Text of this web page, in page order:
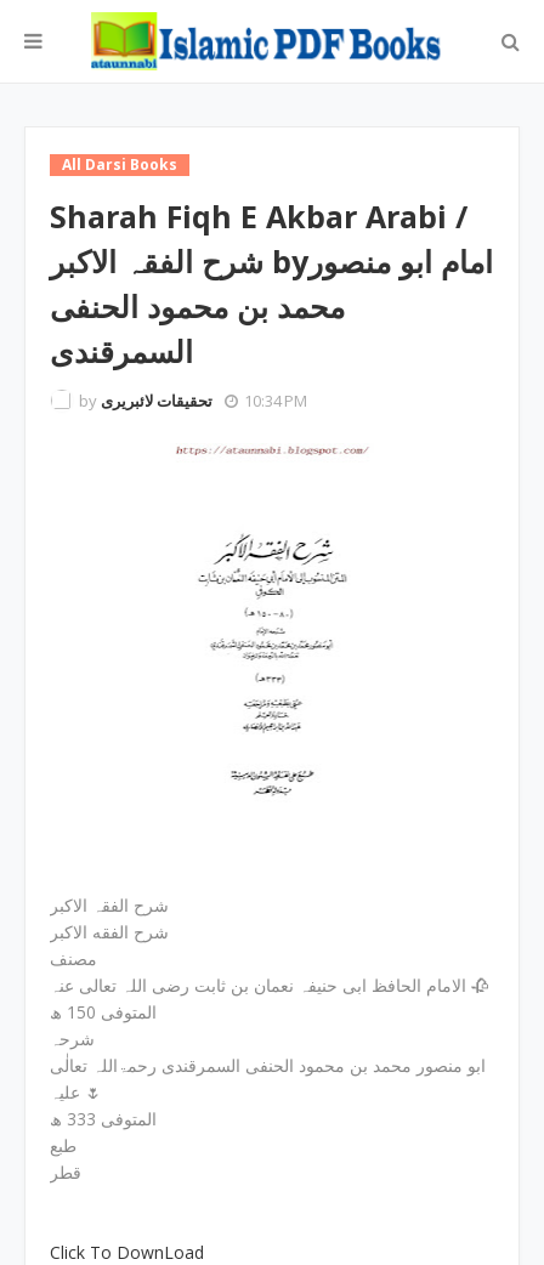
All Darsi Books
Sharah Fiqh E Akbar Arabi /
شرح الفقہ الاکبر byامام ابو منصور
محمد بن محمود الحنفی
السمرقندی
by تحقیقات لائبریری 10:34 PM
شرح الفقہ الاکبر
شرح الفقه الاكبر
مصنف
الامام الحافظ ابی حنیفہ نعمان بن ثابت رضی اللہ تعالی عنہ 🥀
المتوفی 150 ھ
شرحہ
ابو منصور محمد بن محمود الحنفی السمرقندی رحمۃاللہ تعالٰی
علیہ 🌷
المتوفی 333 ھ
طبع
قطر
Click To DownLoad